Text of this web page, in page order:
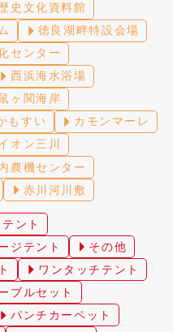
史文化資料館
徳良湖畔特設会場
センター
西浜海水浴場
ヶ関海岸
もすい
カモンマーレ
オン三川
農機センター
赤川河川敷
ント
ジテント
その他
ワンタッチテント
ブルセット
パンチカーペット